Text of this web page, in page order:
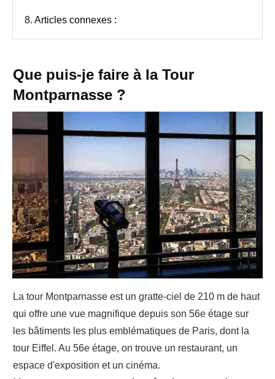
8. Articles connexes :
Que puis-je faire à la Tour
Montparnasse ?
La tour Montparnasse est un gratte-ciel de 210 m de haut
qui offre une vue magnifique depuis son 56e étage sur
les bâtiments les plus emblématiques de Paris, dont la
tour Eiffel. Au 56e étage, on trouve un restaurant, un
espace d'exposition et un cinéma.